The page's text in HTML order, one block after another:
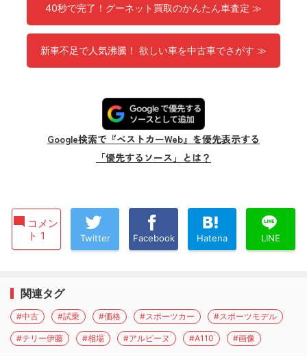
40秒で完了！グーネット買取のかんたん車査定 ≫
新車不足で人気沸騰！ 欲しい車を中古車でさがす ≫
Google検索で『ベストカーWeb』を優先表示する
「優先するソース」とは？
コメン
ト 1
Twitter Facebook Hatena LINE
関連タグ
#中古 #試乗 #価格 #スポーツカー #スポーツモデル
#テリー伊藤 #相場 #アルピーヌ #A110 #画像